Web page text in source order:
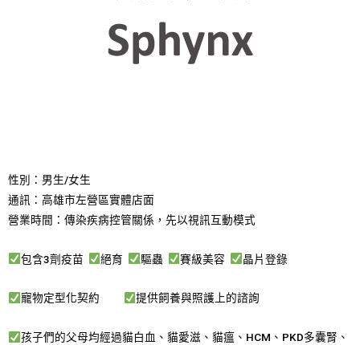
性別：男生/女生
通訊：高雄市左營區實體店面
營業時間：傳染疾病控管關係，先以視訊互動模式
包含3劑疫苗 絕育 驅蟲 賽級美容 晶片登錄
寵物定型化契約 提供飼養與照護上的諮詢
孩子們的父母均經過貓白血、貓愛滋、貓瘟、HCM、PKD多囊腎、